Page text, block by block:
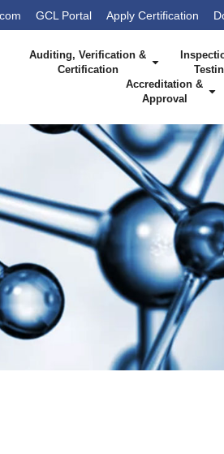
GCL Portal Apply Certification
Auditing, Verification &
Certification
Accreditation &
Approval